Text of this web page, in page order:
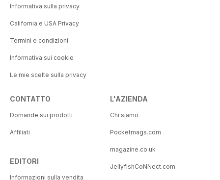
Informativa sulla privacy
California e USA Privacy
Termini e condizioni
Informativa sui cookie
Le mie scelte sulla privacy
CONTATTO
Domande sui prodotti
Affiliati
EDITORI
Informazioni sulla vendita
L'AZIENDA
Chi siamo
Pocketmags.com
magazine.co.uk
JellyfishCoNNect.com